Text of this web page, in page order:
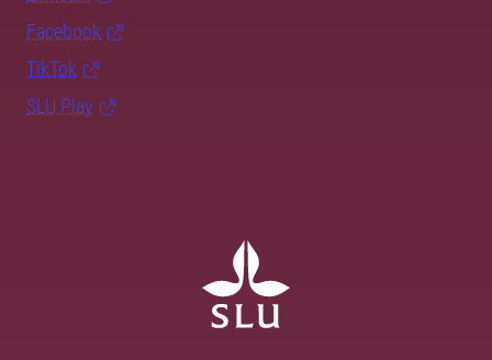
Facebook
TikTok
SLU Play